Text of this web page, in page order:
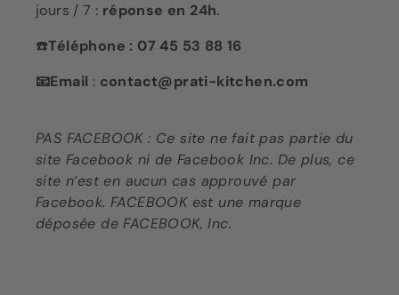
jours / 7 : réponse en 24h.
☎️Téléphone : 07 45 53 88 16
📧Email : contact@prati-kitchen.com
PAS FACEBOOK : Ce site ne fait pas partie du
site Facebook ni de Facebook Inc. De plus, ce
site n’est en aucun cas approuvé par
Facebook. FACEBOOK est une marque
déposée de FACEBOOK, Inc.